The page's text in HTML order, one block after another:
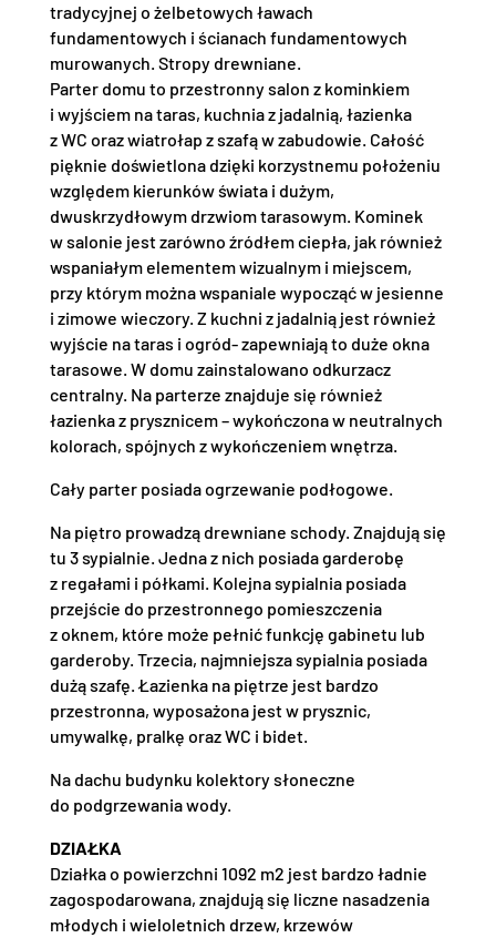
tradycyjnej o żelbetowych ławach
fundamentowych i ścianach fundamentowych
murowanych. Stropy drewniane.
Parter domu to przestronny salon z kominkiem
i wyjściem na taras, kuchnia z jadalnią, łazienka
z WC oraz wiatrołap z szafą w zabudowie. Całość
pięknie doświetlona dzięki korzystnemu położeniu
względem kierunków świata i dużym,
dwuskrzydłowym drzwiom tarasowym. Kominek
w salonie jest zarówno źródłem ciepła, jak również
wspaniałym elementem wizualnym i miejscem,
przy którym można wspaniale wypocząć w jesienne
i zimowe wieczory. Z kuchni z jadalnią jest również
wyjście na taras i ogród- zapewniają to duże okna
tarasowe. W domu zainstalowano odkurzacz
centralny. Na parterze znajduje się również
łazienka z prysznicem – wykończona w neutralnych
kolorach, spójnych z wykończeniem wnętrza.
Cały parter posiada ogrzewanie podłogowe.
Na piętro prowadzą drewniane schody. Znajdują się
tu 3 sypialnie. Jedna z nich posiada garderobę
z regałami i półkami. Kolejna sypialnia posiada
przejście do przestronnego pomieszczenia
z oknem, które może pełnić funkcję gabinetu lub
garderoby. Trzecia, najmniejsza sypialnia posiada
dużą szafę. Łazienka na piętrze jest bardzo
przestronna, wyposażona jest w prysznic,
umywalkę, pralkę oraz WC i bidet.
Na dachu budynku kolektory słoneczne
do podgrzewania wody.
DZIAŁKA
Działka o powierzchni 1092 m2 jest bardzo ładnie
zagospodarowana, znajdują się liczne nasadzenia
młodych i wieloletnich drzew, krzewów